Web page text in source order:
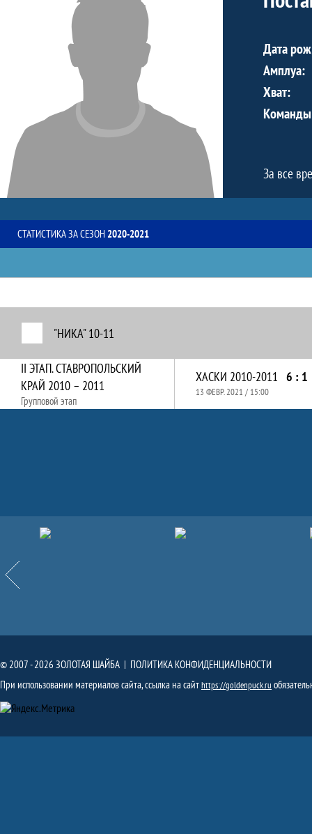
Дата
Амплуа:
Хват:
За все
СТАТИСТИКА ЗА СЕЗОН 2020-2021
"НИКА" 10-11
II ЭТАП. СТАВРОПОЛЬСКИЙ
КРАЙ 2010 – 2011
Групповой этап
ХАСКИ 2010-2011 6 : 1
13 ФЕВР. 2021 / 15:00
Назад
Партнёры
© 2007 - 2026 ЗОЛОТАЯ ШАЙБА | ПОЛИТИКА КОНФИДЕНЦИАЛЬНОСТИ
При использовании материалов сайта, ссылка на сайтhttps://goldenpuck.ru